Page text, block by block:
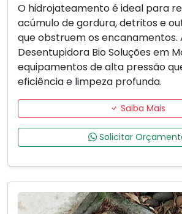
O hidrojateamento é ideal para
acúmulo de gordura, detritos e
que obstruem os encanamentos.
Desentupidora Bio Soluções em
equipamentos de alta pressão
eficiência e limpeza profunda.
Saiba Mais
Solicitar